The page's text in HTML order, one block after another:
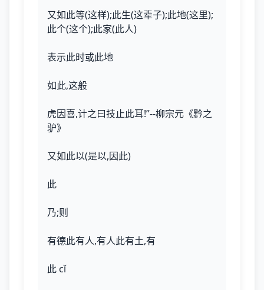
又如此等(这样);此生(这辈子);此地(这里);
此个(这个);此家(此人)
表示此时或此地
如此,这般
虎因喜,计之曰技止此耳!”--柳宗元《黔之
驴》
又如此以(是以,因此)
此
乃;则
有德此有人,有人此有土,有
此 cǐ